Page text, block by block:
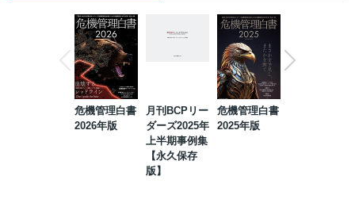
危機管理白書
2026年版
月刊BCPリー
ダーズ2025年
上半期事例集
【永久保存
版】
危機管理白書
2025年版